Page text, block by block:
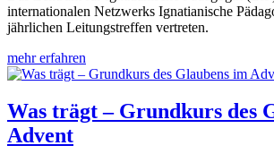
internationalen Netzwerks Ignatianische
jährlichen Leitungstreffen vertreten.
mehr erfahren
Was trägt – Grundkurs des
Advent